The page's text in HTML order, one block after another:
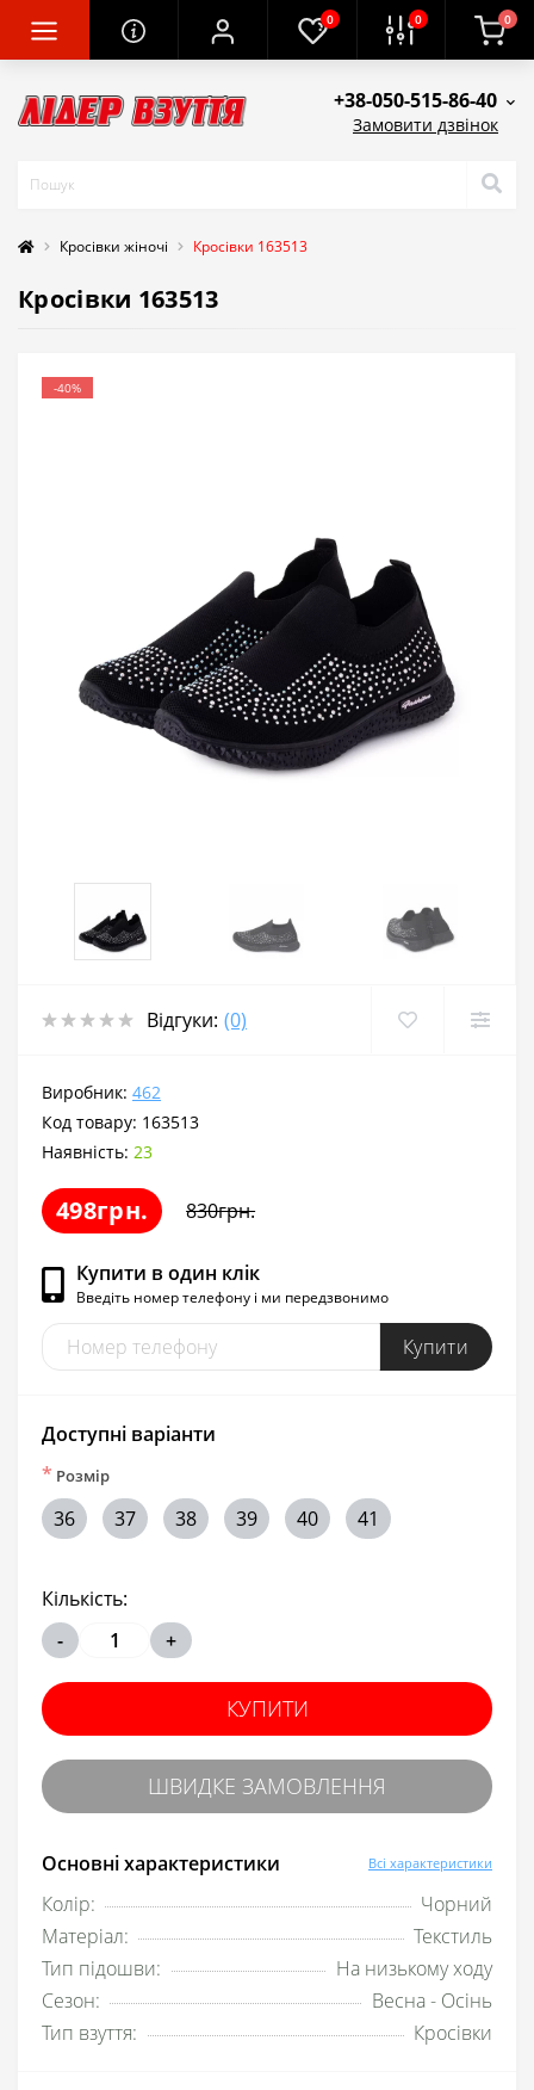
0 0 0
+38-050-515-86-40
Замовити дзвінок
Кросівки жіночі Кросівки 163513
Кросівки 163513
-40%
Відгуки: (0)
Виробник: 462
Код товару: 163513
Наявність: 23
498грн. 830грн.
Купити в один клік
Введіть номер телефону і ми передзвонимо
Купити
Основні характеристики Всі характеристики
Колір:
Чорний
Матеріал:
Текстиль
Тип підошви:
На низькому ходу
Сезон:
Весна - Осінь
Тип взуття:
Кросівки
Доступні варіанти
* Розмір
36 37 38 39 40 41
Кількість:
-
+
КУПИТИ
ШВИДКЕ ЗАМОВЛЕННЯ